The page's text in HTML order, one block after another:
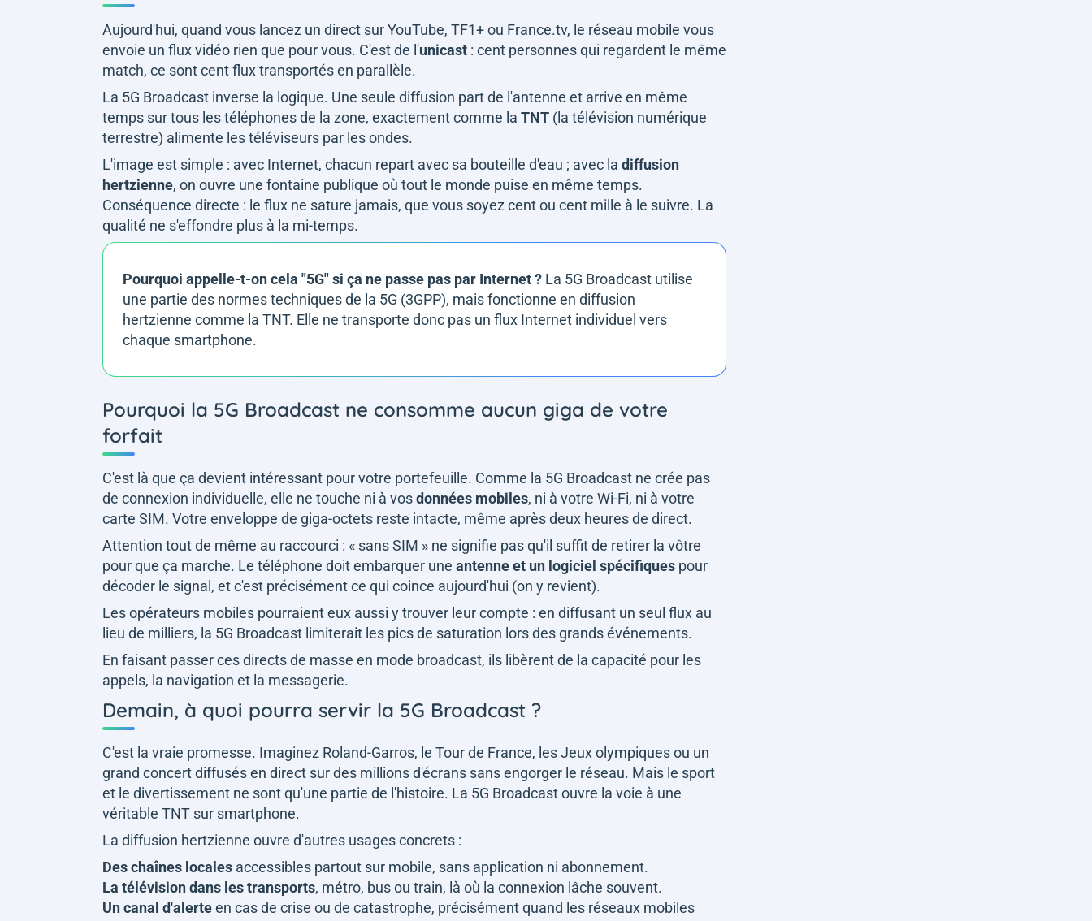
Aujourd'hui, quand vous lancez un direct sur YouTube, TF1+ ou France.tv, le réseau mobile vous
envoie un flux vidéo rien que pour vous. C'est de l'unicast : cent personnes qui regardent le même
match, ce sont cent flux transportés en parallèle.
La 5G Broadcast inverse la logique. Une seule diffusion part de l'antenne et arrive en même
temps sur tous les téléphones de la zone, exactement comme la TNT (la télévision numérique
terrestre) alimente les téléviseurs par les ondes.
L'image est simple : avec Internet, chacun repart avec sa bouteille d'eau ; avec la diffusion
hertzienne, on ouvre une fontaine publique où tout le monde puise en même temps.
Conséquence directe : le flux ne sature jamais, que vous soyez cent ou cent mille à le suivre. La
qualité ne s'effondre plus à la mi-temps.
Pourquoi appelle-t-on cela "5G" si ça ne passe pas par Internet ? La 5G Broadcast utilise
une partie des normes techniques de la 5G (3GPP), mais fonctionne en diffusion
hertzienne comme la TNT. Elle ne transporte donc pas un flux Internet individuel vers
chaque smartphone.
Pourquoi la 5G Broadcast ne consomme aucun giga de votre
forfait
C'est là que ça devient intéressant pour votre portefeuille. Comme la 5G Broadcast ne crée pas
de connexion individuelle, elle ne touche ni à vosdonnées mobiles, ni à votre Wi-Fi, ni à votre
carte SIM. Votre enveloppe de giga-octets reste intacte, même après deux heures de direct.
Attention tout de même au raccourci : « sans SIM » ne signifie pas qu'il suffit de retirer la vôtre
pour que ça marche. Le téléphone doit embarquer une antenne et un logiciel spécifiques pour
décoder le signal, et c'est précisément ce qui coince aujourd'hui (on y revient).
Les opérateurs mobiles pourraient eux aussi y trouver leur compte : en diffusant un seul flux au
lieu de milliers, la 5G Broadcast limiterait les pics de saturation lors des grands événements.
En faisant passer ces directs de masse en mode broadcast, ils libèrent de la capacité pour les
appels, la navigation et la messagerie.
Demain, à quoi pourra servir la 5G Broadcast ?
C'est la vraie promesse. Imaginez Roland-Garros, le Tour de France, les Jeux olympiques ou un
grand concert diffusés en direct sur des millions d'écrans sans engorger le réseau. Mais le sport
et le divertissement ne sont qu'une partie de l'histoire. La 5G Broadcast ouvre la voie à une
véritable TNT sur smartphone.
La diffusion hertzienne ouvre d'autres usages concrets :
Des chaînes locales accessibles partout sur mobile, sans application ni abonnement.
La télévision dans les transports, métro, bus ou train, là où la connexion lâche souvent.
Un canal d'alerteen cas de crise ou de catastrophe, précisément quand les réseaux mobiles